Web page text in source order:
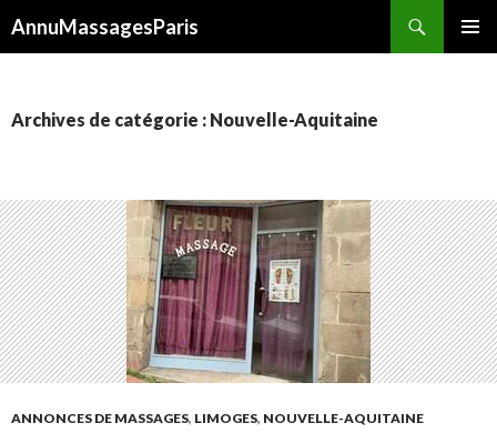
AnnuMassagesParis
Archives de catégorie : Nouvelle-Aquitaine
ANNONCES DE MASSAGES, LIMOGES, NOUVELLE-AQUITAINE